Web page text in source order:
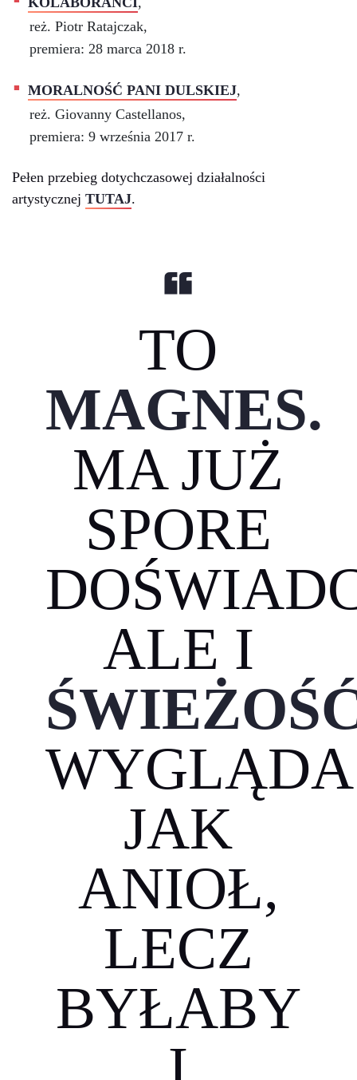
reż. Piotr Ratajczak,
premiera: 28 marca 2018 r.
MORALNOŚĆ PANI DULSKIEJ,
reż. Giovanny Castellanos,
premiera: 9 września 2017 r.
Pełen przebieg dotychczasowej działalności
artystycznej TUTAJ.
TO
MAGNES.
MA JUŻ
SPORE
ALE I
WYGLĄDA
JAK
ANIOŁ,
LECZ
BYŁABY